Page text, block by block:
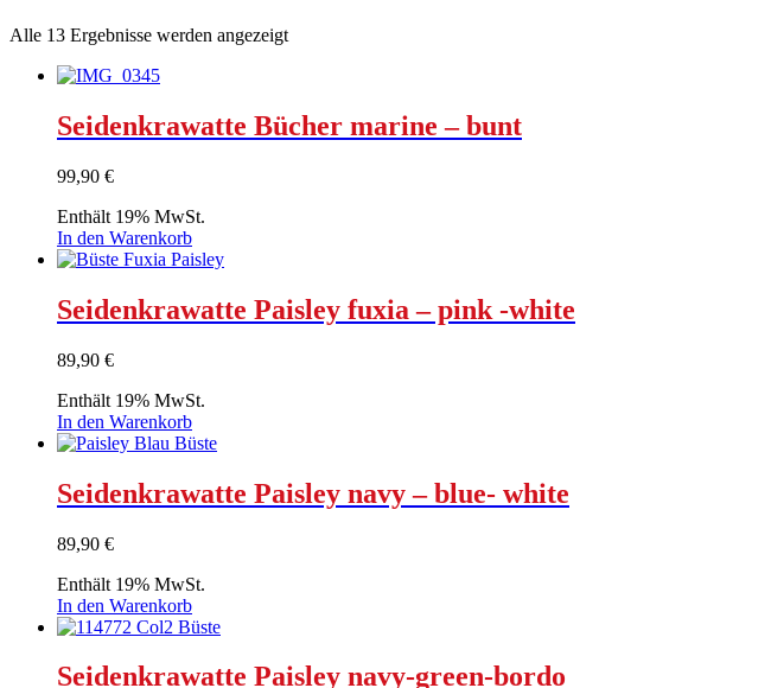
Alle 13 Ergebnisse werden angezeigt
Seidenkrawatte Bücher marine – bunt
99,90 €
Enthält 19% MwSt.
In den Warenkorb
Seidenkrawatte Paisley fuxia – pink -white
89,90 €
Enthält 19% MwSt.
In den Warenkorb
Seidenkrawatte Paisley navy – blue- white
89,90 €
Enthält 19% MwSt.
In den Warenkorb
Seidenkrawatte Paisley navy-green-bordo